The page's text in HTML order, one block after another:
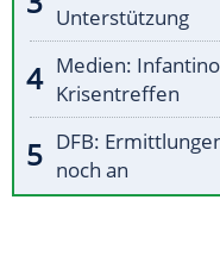
Unterstützung
Medien:
Krisentreffen
DFB:
noch an